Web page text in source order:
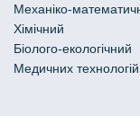
Механіко-
Хімічний
Біолого-екологічний
Медичних технологій